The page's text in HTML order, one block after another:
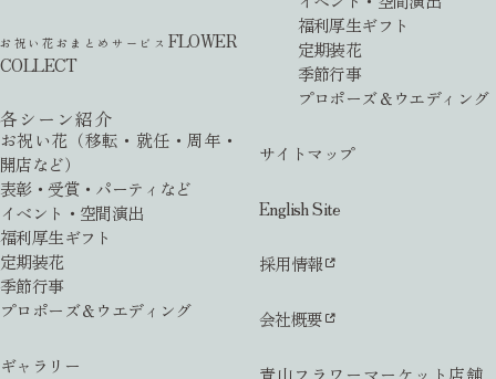
お祝い花おまとめサービス FLOWER
COLLECT
各シーン紹介
お祝い花（移転・就任・周年・
開店など）
表彰・受賞・パーティなど
イベント・空間演出
福利厚生ギフト
定期装花
季節行事
プロポーズ＆ウエディング
ギャラリー
福利厚生ギフト
定期装花
季節行事
プロポーズ＆ウエディング
サイトマップ
English Site
採用情報
会社概要
青山フラワーマーケット店舗